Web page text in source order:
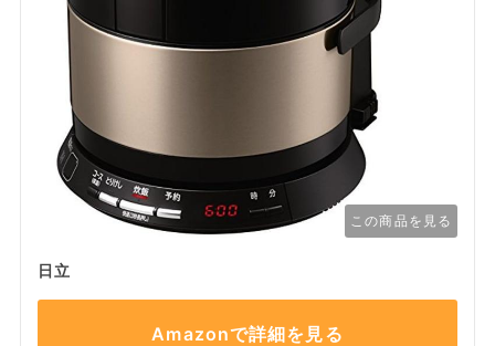
この商品を見る
日立
Amazonで詳細を見る